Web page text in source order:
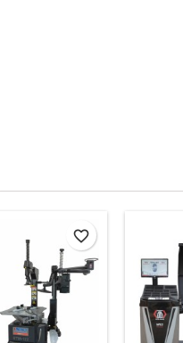
favorite_border